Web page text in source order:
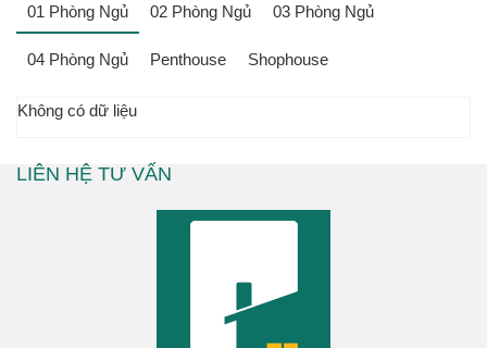
01 Phòng Ngủ 02 Phòng Ngủ 03 Phòng Ngủ
04 Phòng Ngủ Penthouse Shophouse
Không có dữ liệu
LIÊN HỆ TƯ VẤN